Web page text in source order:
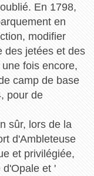
En 1798,
en
modifier
des jetées et des
fois encore,
camp de base
pour de
sûr, lors de la
d'Ambleteuse
et privilégiée,
d'Opale et '